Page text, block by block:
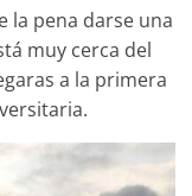
la pena darse una
muy cerca del
a la primera